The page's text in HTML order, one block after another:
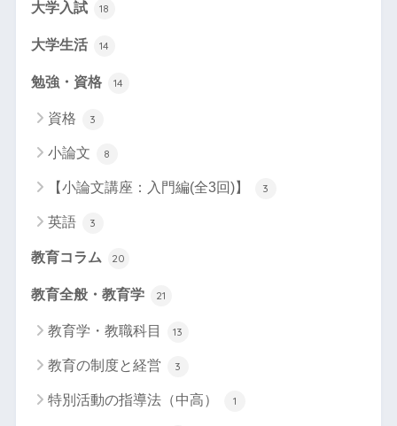
大学入試 18
大学生活 14
勉強・資格 14
資格 3
小論文 8
【小論文講座：入門編(全3回)】 3
英語 3
教育コラム 20
教育全般・教育学 21
教育学・教職科目 13
教育の制度と経営 3
特別活動の指導法（中高） 1